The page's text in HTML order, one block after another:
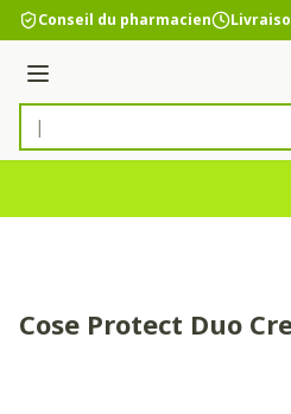
Aller au contenu
Conseil du pharmacien
Menu
Rechercher
Cose Protect Duo